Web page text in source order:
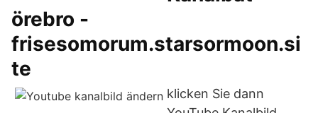
örebro -
frisesomorum.starsormoon.si
te
klicken Sie dann